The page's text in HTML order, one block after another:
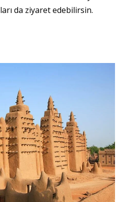
da ziyaret edebilirsin.